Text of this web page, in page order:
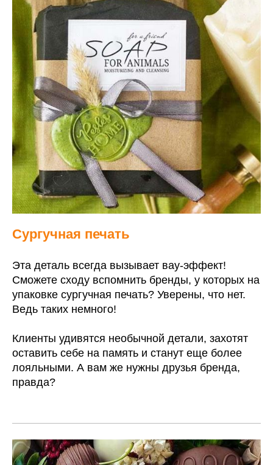
Сургучная печать
Эта деталь всегда вызывает вау-эффект!
Сможете сходу вспомнить бренды, у которых на
упаковке сургучная печать? Уверены, что нет.
Ведь таких немного!
Клиенты удивятся необычной детали, захотят
оставить себе на память и станут еще более
лояльными. А вам же нужны друзья бренда,
правда?